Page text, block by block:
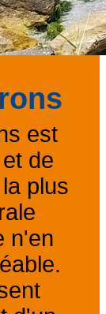
est
de
plus
n'en